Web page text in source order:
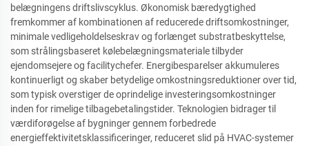
belægningens driftslivscyklus. Økonomisk bæredygtighed
fremkommer af kombinationen af reducerede driftsomkostninger,
minimale vedligeholdelseskrav og forlænget substratbeskyttelse,
som strålingsbaseret kølebelægningsmateriale tilbyder
ejendomsejere og facilitychefer. Energibesparelser akkumuleres
kontinuerligt og skaber betydelige omkostningsreduktioner over tid,
som typisk overstiger de oprindelige investeringsomkostninger
inden for rimelige tilbagebetalingstider. Teknologien bidrager til
værdiforøgelse af bygninger gennem forbedrede
energieffektivitetsklassificeringer, reduceret slid på HVAC-systemer